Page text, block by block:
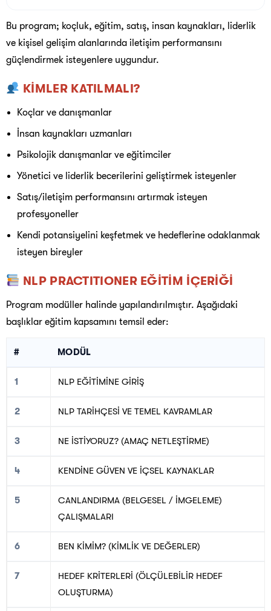
Bu program; koçluk, eğitim, satış, insan kaynakları, liderlik
ve kişisel gelişim alanlarında iletişim performansını
güçlendirmek isteyenlere uygundur.
KİMLER KATILMALI?
Koçlar ve danışmanlar
İnsan kaynakları uzmanları
Psikolojik danışmanlar ve eğitimciler
Yönetici ve liderlik becerilerini geliştirmek isteyenler
Satış/iletişim performansını artırmak isteyen
profesyoneller
Kendi potansiyelini keşfetmek ve hedeflerine odaklanmak
isteyen bireyler
NLP PRACTITIONER EĞİTİM İÇERİĞİ
Program modüller halinde yapılandırılmıştır. Aşağıdaki
başlıklar eğitim kapsamını temsil eder:
# MODÜL
1 NLP EĞİTİMİNE GİRİŞ
2 NLP TARİHÇESİ VE TEMEL KAVRAMLAR
3 NE İSTİYORUZ? (AMAÇ NETLEŞTİRME)
4 KENDİNE GÜVEN VE İÇSEL KAYNAKLAR
5
CANLANDIRMA (BELGESEL / İMGELEME)
ÇALIŞMALARI
6 BEN KİMİM? (KİMLİK VE DEĞERLER)
7
HEDEF KRİTERLERİ (ÖLÇÜLEBİLİR HEDEF
OLUŞTURMA)